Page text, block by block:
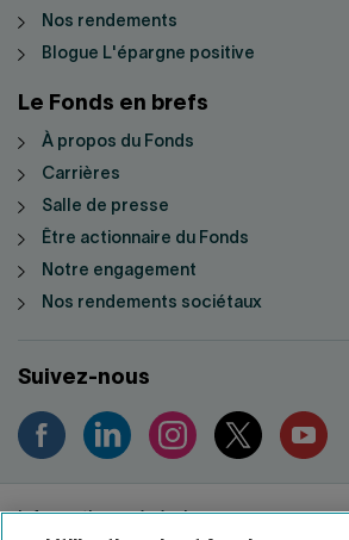
Nos rendements
Blogue L'épargne positive
Le Fonds en brefs
À propos du Fonds
Carrières
Salle de presse
Être actionnaire du Fonds
Notre engagement
Nos rendements sociétaux
Suivez-nous
Informations générales